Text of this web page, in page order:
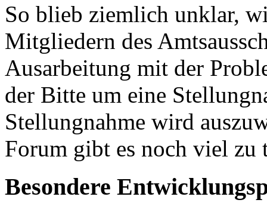
So blieb ziemlich unklar,
Mitgliedern des
Ausarbeitung mit der
der Bitte um eine
Stellungnahme wird
Forum gibt es noch viel zu
Besondere